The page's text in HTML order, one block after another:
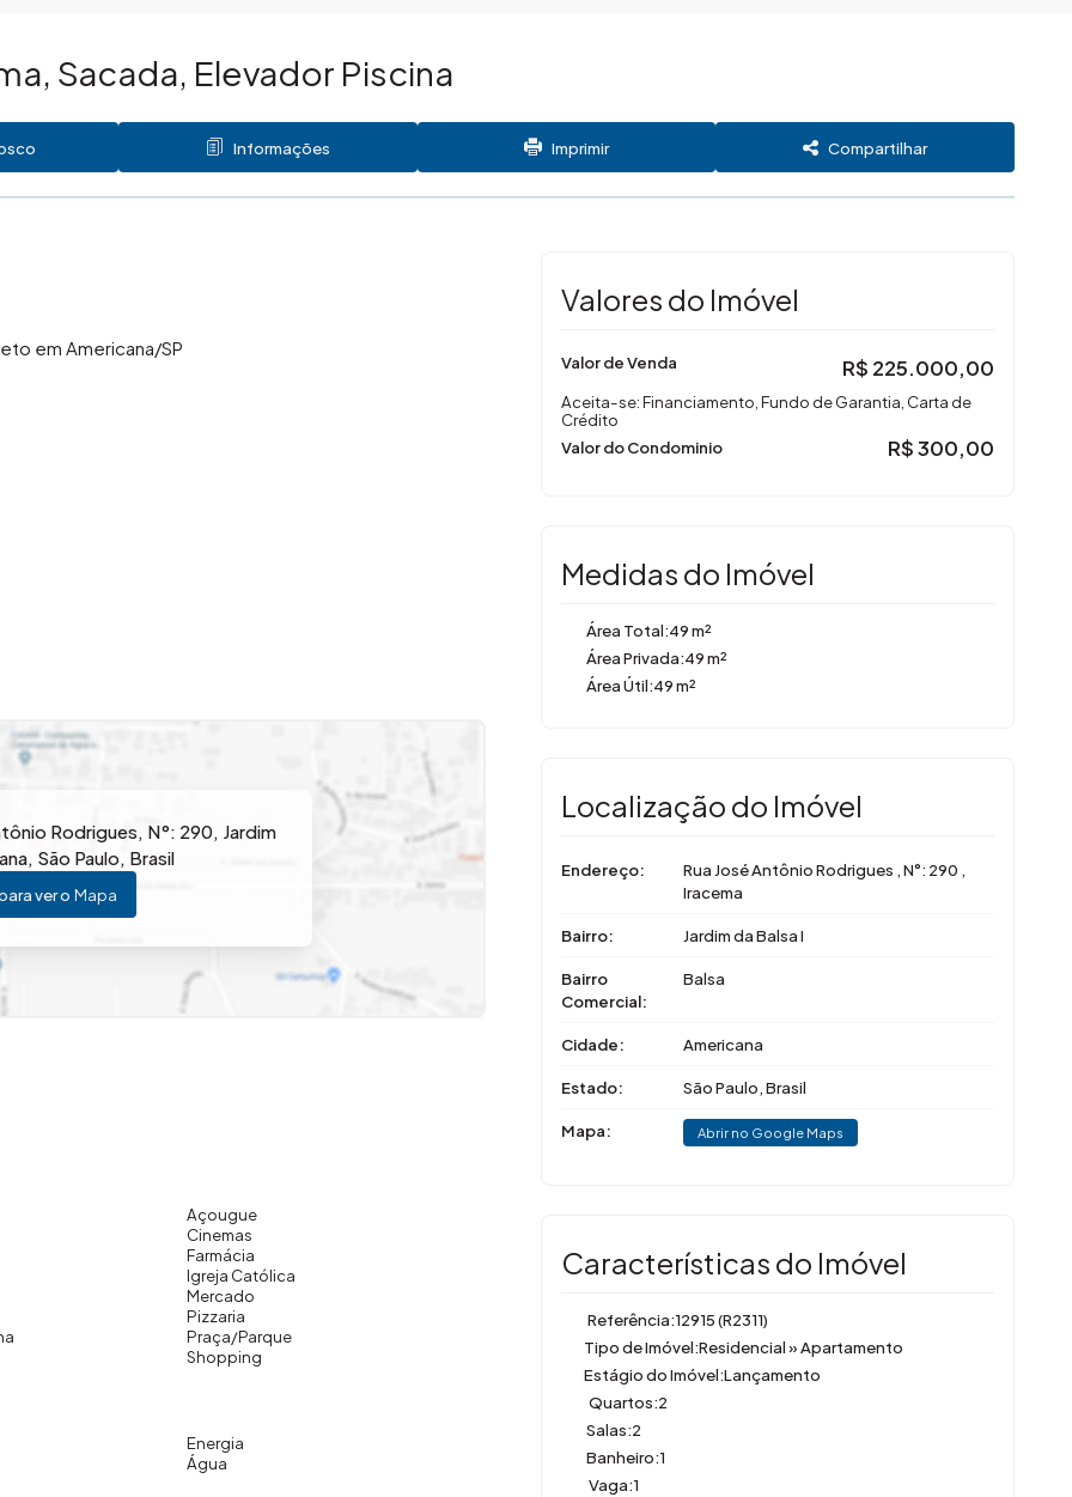
Sacada, Elevador Piscina
Informações Imprimir Compartilhar
em Americana/SP
de Americana, com fácil acesso às principais
e serviços essenciais para o dia a dia da sua família.
ambiente planejado para proporcionar conforto, lazer e
deseja sair do aluguel e conquistar o primeiro
especiais com a família.
Rodrigues, N°: 290, Jardim
, São Paulo, Brasil
ver o Mapa
Açougue
Cinemas
Farmácia
Igreja Católica
Mercado
Pizzaria
Praça/Parque
Shopping
Energia
Água
Valores do Imóvel
R$ 225.000,00
Valor de Venda
Aceita-se: Financiamento, Fundo de Garantia, Carta de
Crédito
Valor do Condominio
R$300,00
Medidas do Imóvel
Área Total:49 m²
Área Privada:49 m²
Área Útil:49 m²
Localização do Imóvel
Endereço: Rua José Antônio Rodrigues ,N°: 290 ,
Iracema
Bairro: Jardim da Balsa I
Bairro
Comercial:
Balsa
Cidade: Americana
Estado: São Paulo, Brasil
Mapa: Abrir no Google Maps
Características do Imóvel
Referência:12915(R2311)
Tipo de Imóvel:Residencial»Apartamento
Estágio do Imóvel:Lançamento
Quartos:2
Salas:2
Banheiro:1
Vaga:1